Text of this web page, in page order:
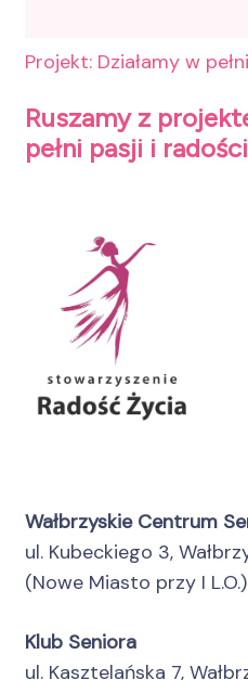
Projekt: Działamy w
Ruszamy z
pełni pasji i radości
Wałbrzyskie Centrum
ul. Kubeckiego 3,
(Nowe Miasto przy I L.O.)
Klub Seniora
ul. Kasztelańska 7,